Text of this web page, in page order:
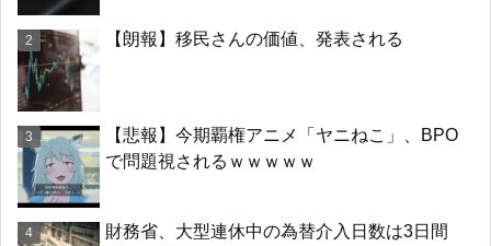
【朗報】移民さんの価値、発表される
【悲報】今期覇権アニメ「ヤニねこ」、BPO
で問題視されるｗｗｗｗｗ
財務省、大型連休中の為替介入日数は3日間